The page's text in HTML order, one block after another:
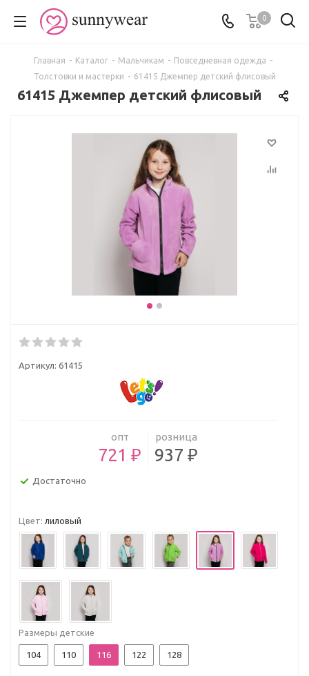
0
Главная - Каталог - Мальчикам - Повседневная одежда -
Толстовки и мастерки - 61415 Джемпер детский флисовый
61415 Джемпер детский флисовый
Артикул: 61415
опт
721 ₽
розница
937 ₽
Достаточно
Цвет: лиловый
Размеры детские
104 110 116 122 128